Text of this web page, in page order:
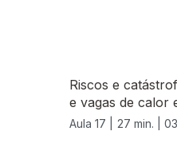
Riscos e
e vagas de calor
Aula 17 | 27 min. |